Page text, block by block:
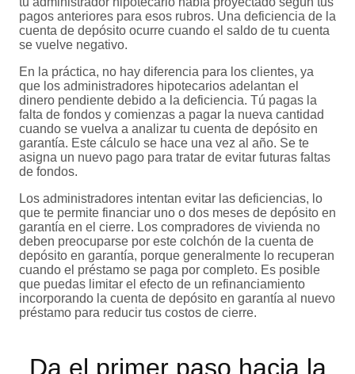
pagos anteriores para esos rubros. Una deficiencia de la
cuenta de depósito ocurre cuando el saldo de tu cuenta
se vuelve negativo.
En la práctica, no hay diferencia para los clientes, ya
que los administradores hipotecarios adelantan el
dinero pendiente debido a la deficiencia. Tú pagas la
falta de fondos y comienzas a pagar la nueva cantidad
cuando se vuelva a analizar tu cuenta de depósito en
garantía. Este cálculo se hace una vez al año. Se te
asigna un nuevo pago para tratar de evitar futuras faltas
de fondos.
Los administradores intentan evitar las deficiencias, lo
que te permite financiar uno o dos meses de depósito en
garantía en el cierre. Los compradores de vivienda no
deben preocuparse por este colchón de la cuenta de
depósito en garantía, porque generalmente lo recuperan
cuando el préstamo se paga por completo. Es posible
que puedas limitar el efecto de un refinanciamiento
incorporando la cuenta de depósito en garantía al nuevo
préstamo para reducir tus costos de cierre.
Da el primer paso hacia la